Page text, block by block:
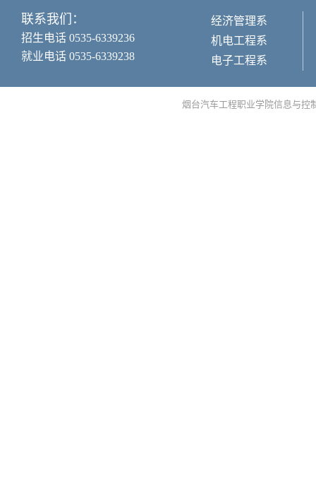
联系我们：
招生电话 0535-6339236
就业电话 0535-6339238
经济管理系
机电工程系
电子工程系
烟台汽车工程职业学院信息与